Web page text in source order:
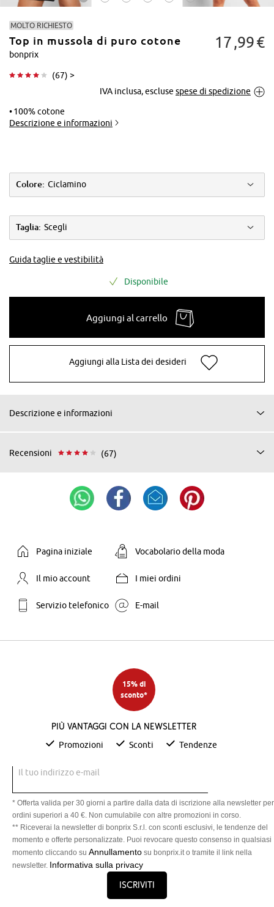
Tocca per
MOLTO RICHIESTO
Top in mussola di puro cotone
bonprix
(67) >
17 99€
IVA inclusa, escluse spese di spedizione
100% cotone
Descrizione e informazioni
Colore: Ciclamino
Taglia: Scegli
Guida taglie e vestibilità
Disponibile
Aggiungi al carrello
Aggiungi alla Lista dei desideri
Descrizione e informazioni
Recensioni (67)
Pagina iniziale Vocabolario della moda
Il mio account I miei ordini
Servizio telefonico E-mail
15% di
sconto*
Più vantaggi con la newsletter
Promozioni Sconti Tendenze
Il tuo indirizzo e-mail
* Offerta valida per 30 giorni a partire dalla data di iscrizione alla newsletter per
ordini superiori a 40 €. Non cumulabile con altre promozioni in corso.
** Riceverai la newsletter di bonprix S.r.l. con sconti esclusivi, le tendenze del
momento e offerte personalizzate. Puoi revocare questo consenso in qualsiasi
momento cliccando su Annullamento su bonprix.it o tramite il link nella
newsletter. Informativa sulla privacy
Iscriviti